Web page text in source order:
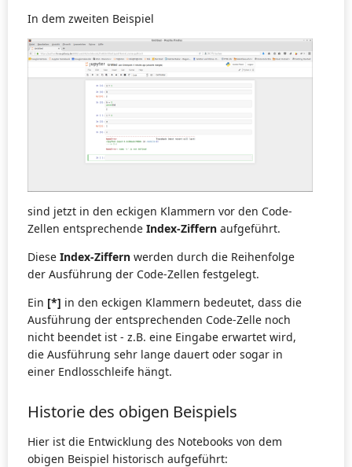
In dem zweiten Beispiel
sind jetzt in den eckigen Klammern vor den Code-
Zellen entsprechende Index-Ziffern aufgeführt.
Diese Index-Ziffern werden durch die Reihenfolge
der Ausführung der Code-Zellen festgelegt.
Ein [*] in den eckigen Klammern bedeutet, dass die
Ausführung der entsprechenden Code-Zelle noch
nicht beendet ist - z.B. eine Eingabe erwartet wird,
die Ausführung sehr lange dauert oder sogar in
einer Endlosschleife hängt.
Historie des obigen Beispiels
Hier ist die Entwicklung des Notebooks von dem
obigen Beispiel historisch aufgeführt: